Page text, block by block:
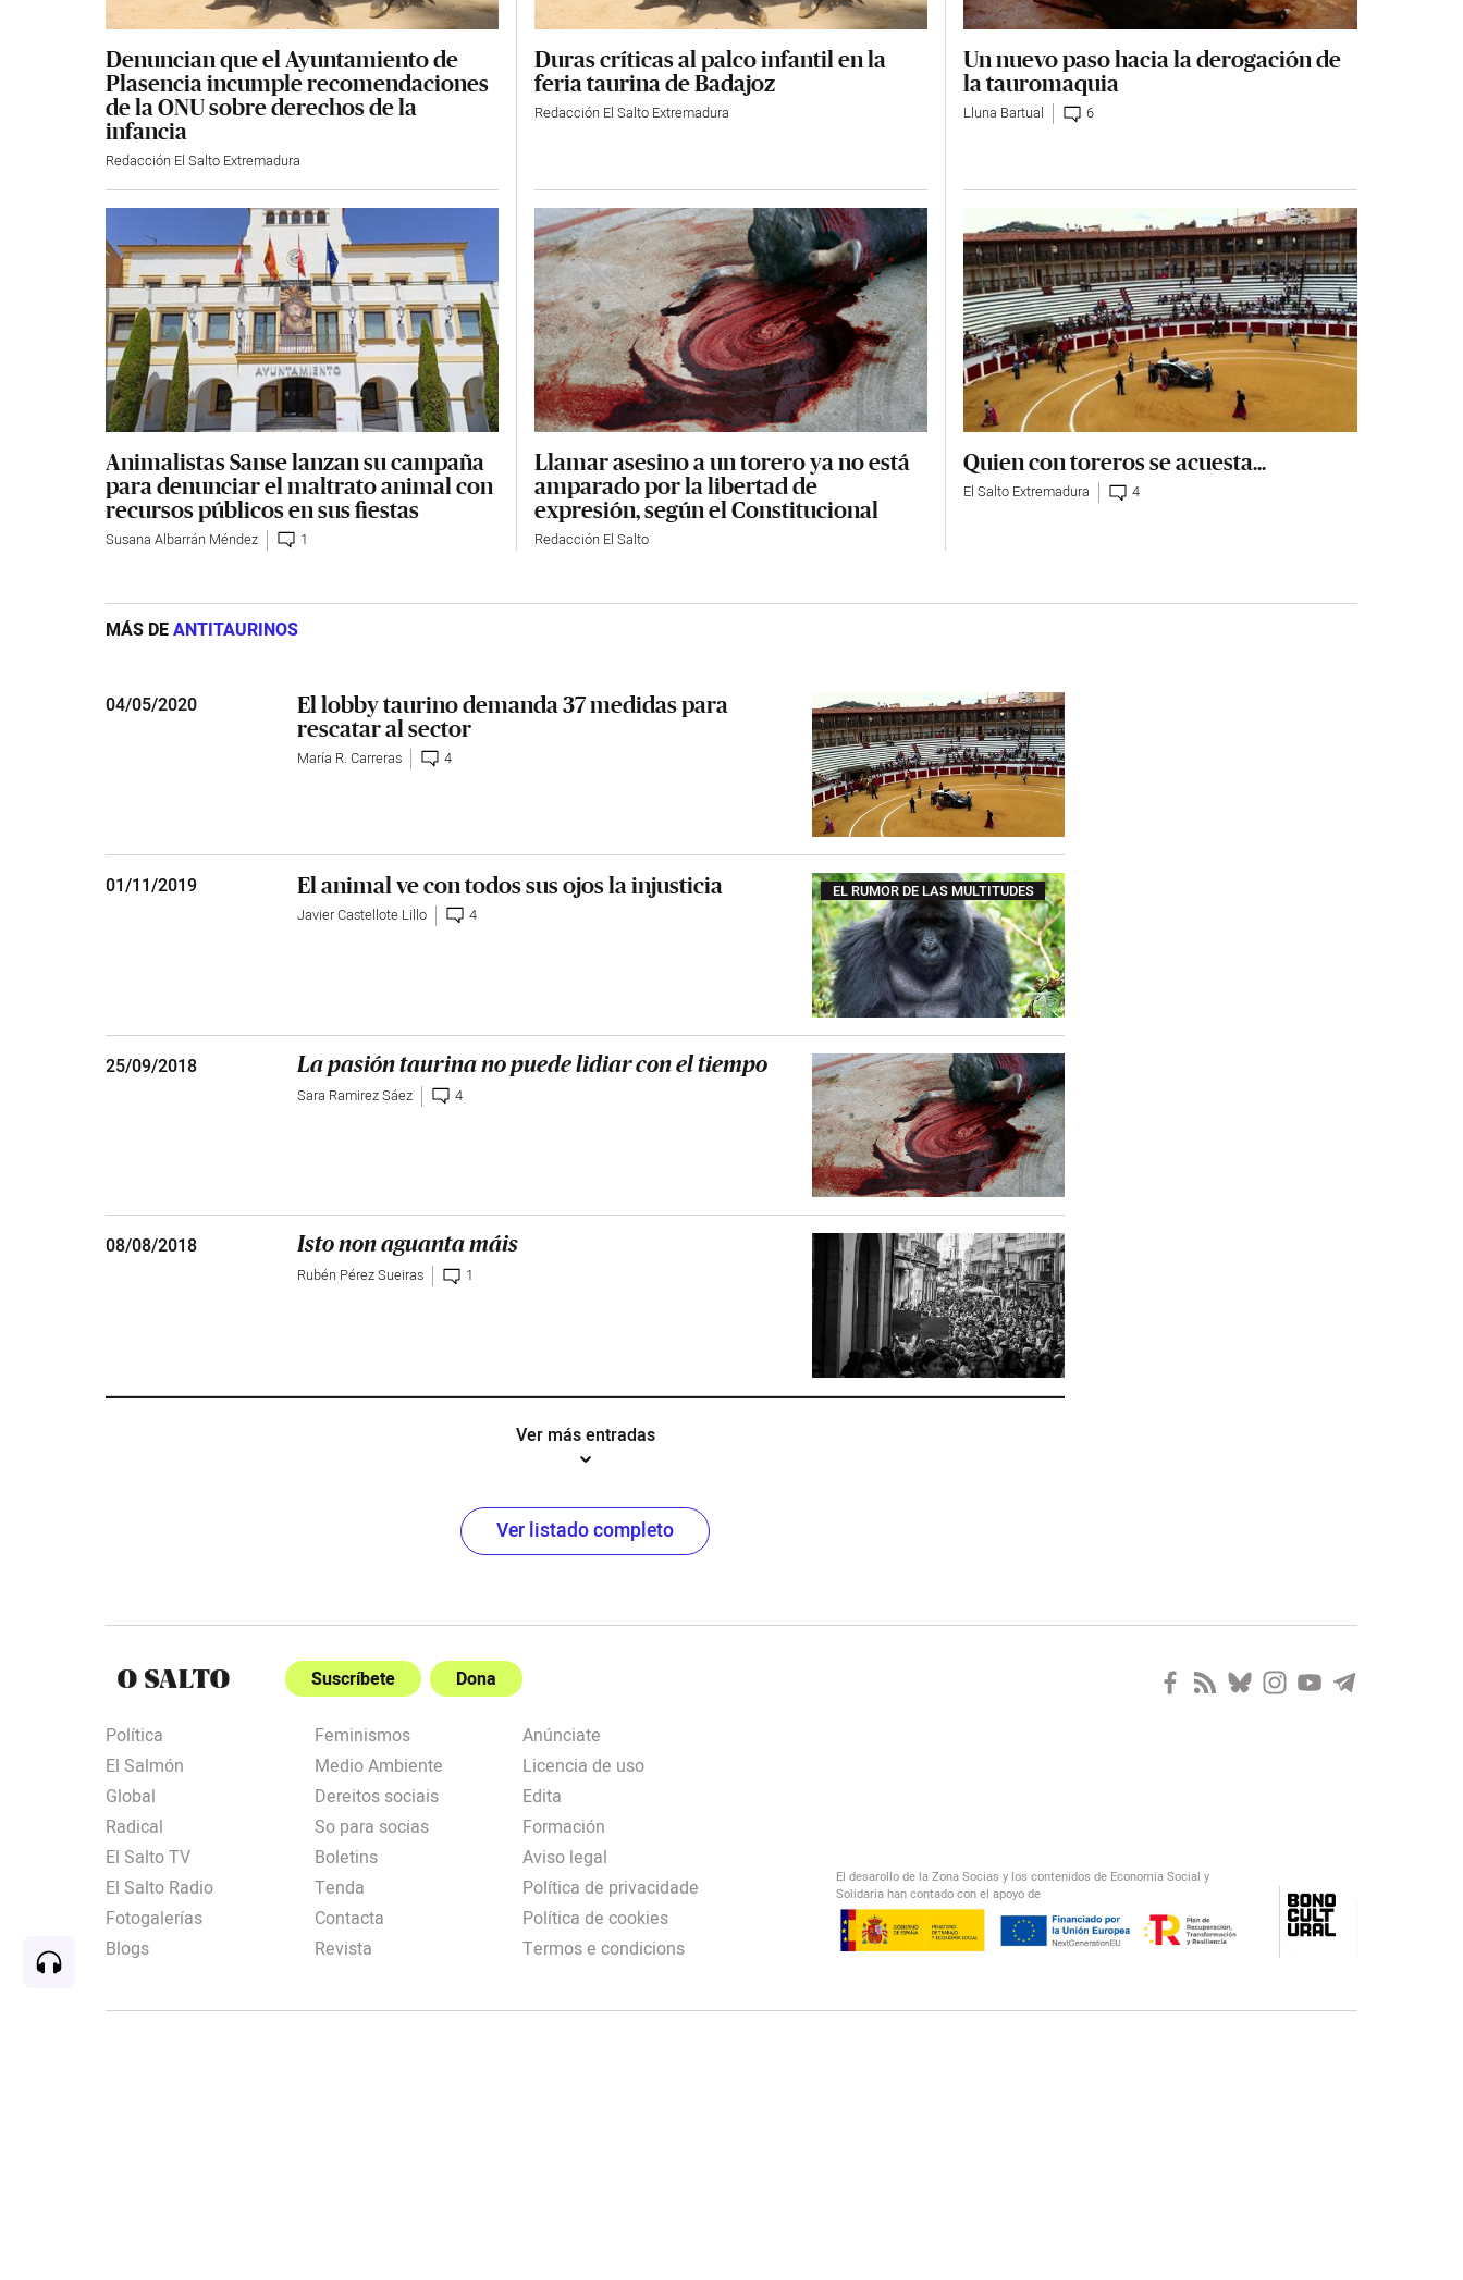
Denuncian que el Ayuntamiento de
Plasencia incumple recomendaciones
de la ONU sobre derechos de la
infancia
Redacción El Salto Extremadura
Duras críticas al palco infantil en la
feria taurina de Badajoz
Redacción El Salto Extremadura
Un nuevo paso hacia la derogación de
la tauromaquia
Lluna Bartual 6
Animalistas Sanse lanzan su campaña
para denunciar el maltrato animal con
recursos públicos en sus fiestas
Susana Albarrán Méndez 1
Llamar asesino a un torero ya no está
amparado por la libertad de
expresión, según el Constitucional
Redacción El Salto
Quien con toreros se acuesta...
El Salto Extremadura 4
MÁS DEANTITAURINOS
04/05/2020
El lobby taurino demanda 37 medidas para
rescatar al sector
María R. Carreras 4
EL RUMOR DE LAS MULTITUDES
01/11/2019 El animal ve con todos sus ojos la injusticia
Javier Castellote Lillo 4
25/09/2018 La pasión taurina no puede lidiar con el tiempo
Sara Ramirez Sáez 4
08/08/2018 Isto non aguanta máis
Rubén Pérez Sueiras 1
Ver más entradas
Ver listado completo
Suscríbete Dona
Política
El Salmón
Global
Radical
El Salto TV
El Salto Radio
Fotogalerías
Blogs
Feminismos
Medio Ambiente
Dereitos sociais
So para socias
Boletins
Tenda
Contacta
Revista
Anúnciate
Licencia de uso
Edita
Formación
Aviso legal
Política de privacidade
Política de cookies
Termos e condicions
El desarollo de la Zona Socias y los contenidos de Economía Social y
Solidaria han contado con el apoyo de